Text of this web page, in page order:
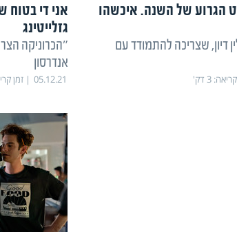
הגרוע של השנה. איכשהו
דיון, שצריכה להתמודד עם
קריאה:3 דק'
אני די
גזלייטינג
"הכרוניקה
אנדרסון
05.12.21 זמן